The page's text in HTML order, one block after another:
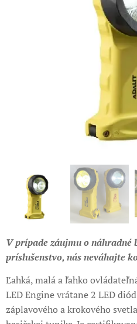
V prípade záujmu o
príslušenstvo, nás neváhajte
Ľahká, malá a ľahko
LED Engine vrátane 2 LED
záplavového a krokového